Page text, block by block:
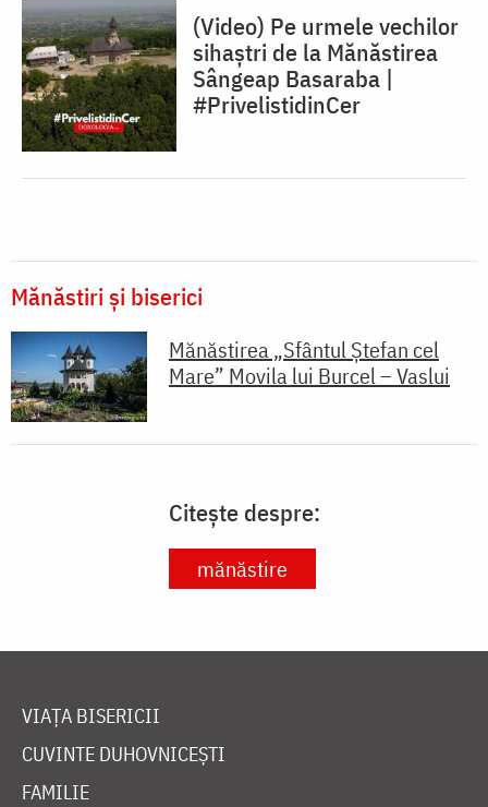
(Video) Pe urmele vechilor
sihaștri de la Mănăstirea
Sângeap Basaraba |
#PrivelistidinCer
Mănăstiri și biserici
Mănăstirea „Sfântul Ștefan cel
Mare” Movila lui Burcel – Vaslui
Citește despre:
mănăstire
VIAȚA BISERICII
CUVINTE DUHOVNICEȘTI
FAMILIE